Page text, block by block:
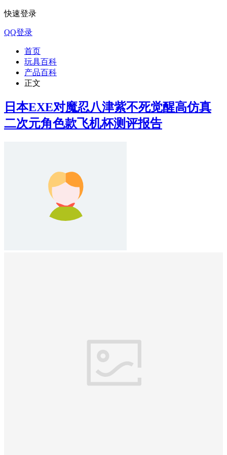
快速登录
QQ登录
首页
玩具百科
产品百科
正文
日本EXE对魔忍八津紫不死觉醒高仿真
二次元角色款飞机杯测评报告